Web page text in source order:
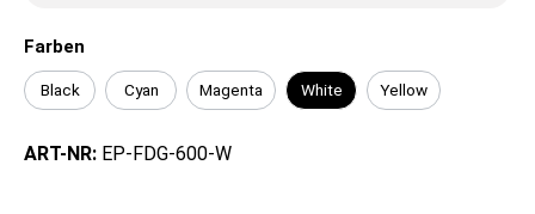
Farben
Black Cyan Magenta White Yellow
ART-NR: EP-FDG-600-W